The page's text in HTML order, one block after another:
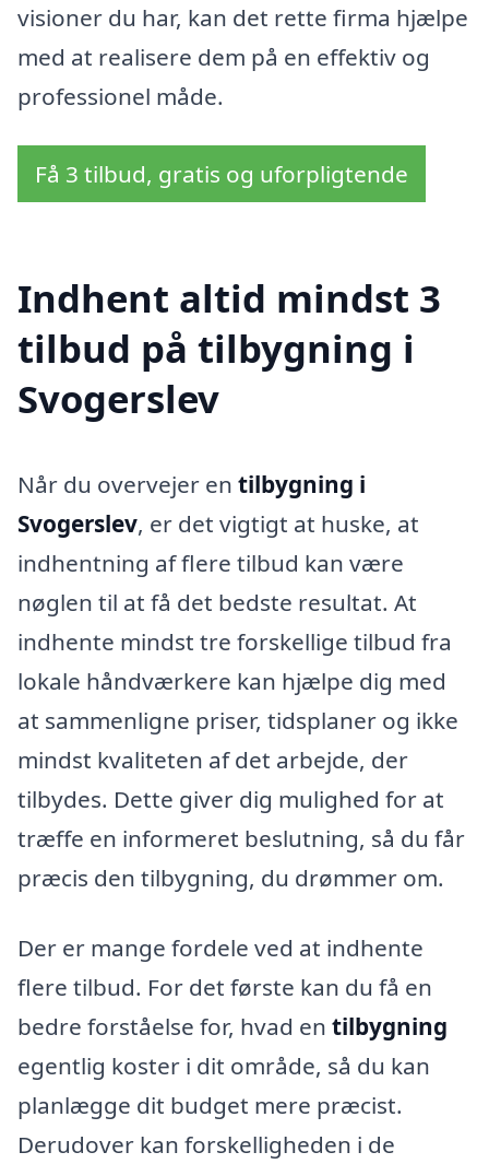
visioner du har, kan det rette firma hjælpe
med at realisere dem på en effektiv og
professionel måde.
Få 3 tilbud, gratis og uforpligtende
Indhent altid mindst 3
tilbud på tilbygning i
Svogerslev
Når du overvejer en tilbygning i
Svogerslev, er det vigtigt at huske, at
indhentning af flere tilbud kan være
nøglen til at få det bedste resultat. At
indhente mindst tre forskellige tilbud fra
lokale håndværkere kan hjælpe dig med
at sammenligne priser, tidsplaner og ikke
mindst kvaliteten af det arbejde, der
tilbydes. Dette giver dig mulighed for at
træffe en informeret beslutning, så du får
præcis den tilbygning, du drømmer om.
Der er mange fordele ved at indhente
flere tilbud. For det første kan du få en
bedre forståelse for, hvad en tilbygning
egentlig koster i dit område, så du kan
planlægge dit budget mere præcist.
Derudover kan forskelligheden i de